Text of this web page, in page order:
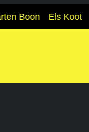
Boon Els Koot